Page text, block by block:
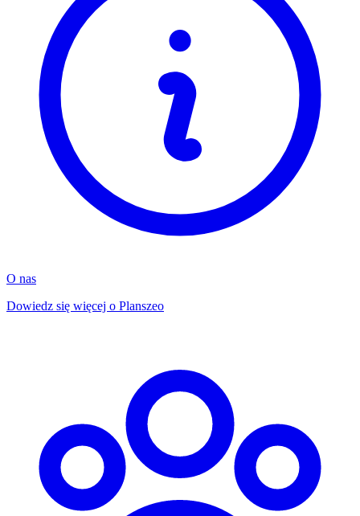
O nas
Dowiedz się więcej o Planszeo